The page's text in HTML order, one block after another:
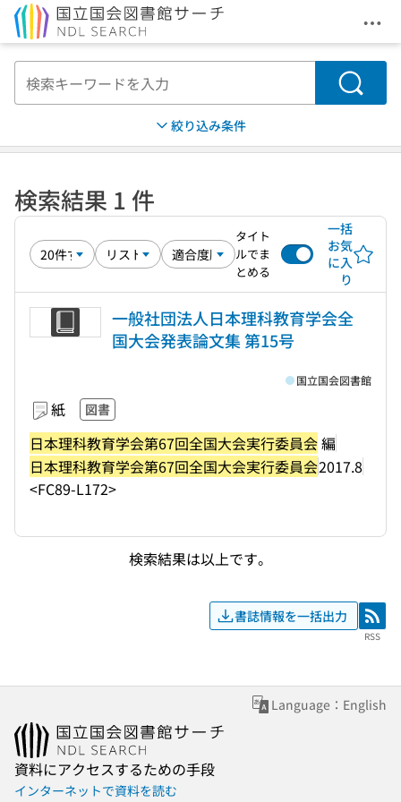
メ
検索
絞り込み条件
検索結果 1 件
タイト
ルでま
とめる
一括
お気
に入
り
一般社団法人日本理科教育学会全
国大会発表論文集 第15号
紙 図書
日本理科教育学会第67回全国大会実行委員会編
日本理科教育学会第67回全国大会実行委員会2017.8
<FC89-L172>
国立国会図書館
検索結果は以上です。
書誌情報を一括出力 RSS
RSS
Language：English
資料にアクセスするための手段
インターネットで資料を読む